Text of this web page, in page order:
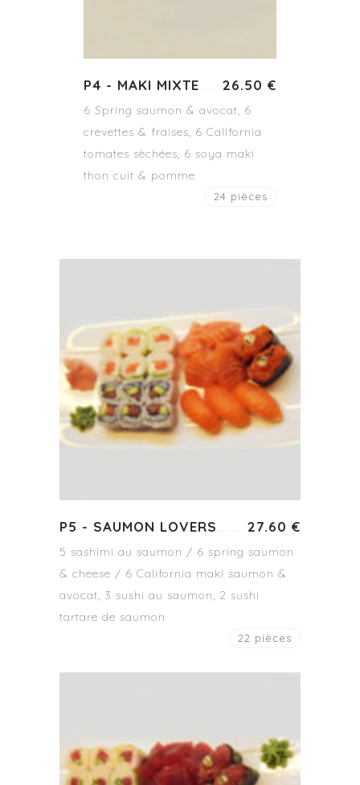
P4 - MAKI MIXTE 26.50 €
6 Spring saumon & avocat, 6
crevettes & fraises, 6 California
tomates sèchées, 6 soya maki
thon cuit & pomme
24 pièces
P5 - SAUMON LOVERS 27.60 €
5 sashimi au saumon / 6 spring saumon
& cheese / 6 California maki saumon &
avocat, 3 sushi au saumon, 2 sushi
tartare de saumon
22 pièces